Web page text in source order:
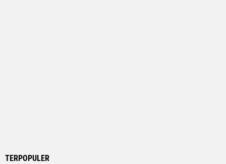
TERPOPULER